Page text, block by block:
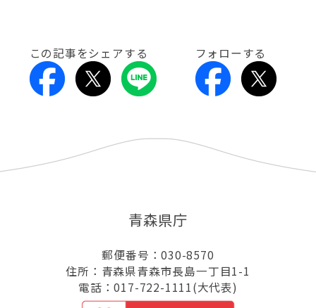
この記事をシェアする フォローする
青森県庁
郵便番号：030-8570
住所：青森県青森市長島一丁目1-1
電話：017-722-1111(大代表)